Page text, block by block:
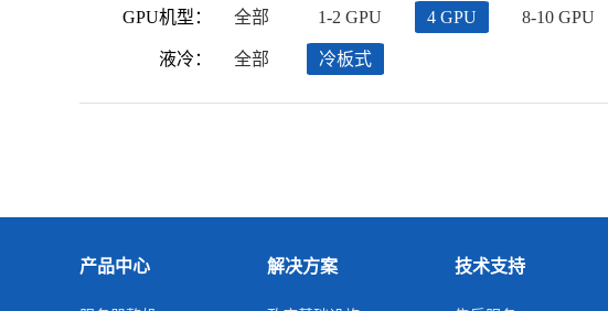
GPU机型：
液冷：
全部 1-2 GPU 4 GPU 8-10 GPU
全部 冷板式
产品中心 解决方案 技术支持